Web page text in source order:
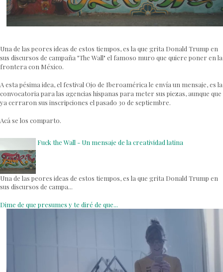
Una de las peores ideas de estos tiempos, es la que grita Donald Trump en
sus discursos de campaña "The Wall" el famoso muro que quiere poner en la
frontera con México.
A esta pésima idea, el festival Ojo de Iberoamérica le envía un mensaje, es la
convocatoria para las agencias hispanas para meter sus piezas, aunque que
ya cerraron sus inscripciones el pasado 30 de septiembre.
Acá se los comparto.
Fuck the Wall - Un mensaje de la creatividad latina
Una de las peores ideas de estos tiempos, es la que grita Donald Trump en
sus discursos de campa...
Dime de que presumes y te diré de que...